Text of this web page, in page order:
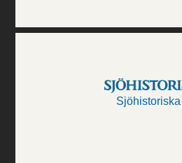
Sjöhistoriska